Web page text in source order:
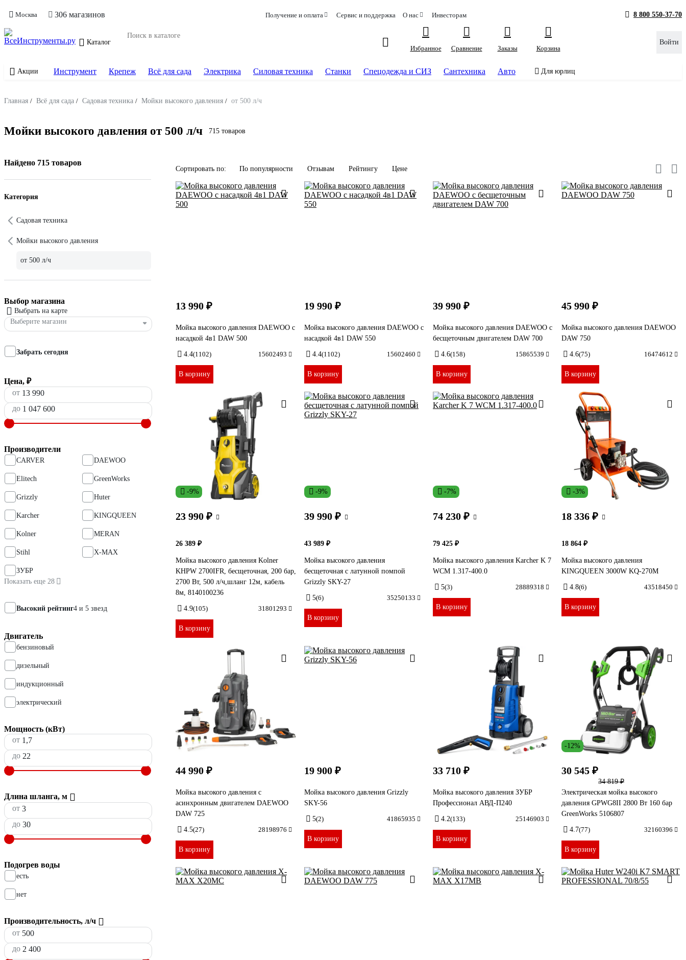
Москва 306 магазинов Получение и оплата Сервис и поддержка О нас Инвесторам 8 800 550-37-70
Каталог
Избранное
Сравнение Заказы Корзина
Войти
Акции Инструмент Крепеж Всё для сада Электрика Силовая техника Станки Спецодежда и СИЗ Сантехника Авто Для юрлиц
Главная / Всё для сада / Садовая техника / Мойки высокого давления / от 500 л/ч
Мойки высокого давления от 500 л/ч 715 товаров
Найдено 715 товаров
Категория
Садовая техника
Мойки высокого давления
от 500 л/ч
Выбор магазина
Выбрать на карте
Выберите магазин
Забрать сегодня
Цена, ₽
от
до
Производители
CARVER DAEWOO
Elitech GreenWorks
Grizzly Huter
Karcher KINGQUEEN
Kolner MERAN
Stihl X-MAX
ЗУБР
Показать еще 28
Высокий рейтинг4 и 5 звезд
Двигатель
бензиновый
дизельный
индукционный
электрический
Мощность (кВт)
от
до
Длина шланга, м
от
до
Подогрев воды
есть
нет
Производительность, л/ч
от
до
Сортировать по: По популярности Отзывам Рейтингу Цене
13 990 ₽
Мойка высокого давления DAEWOO c
насадкой 4в1 DAW 500
4.4(1102) 15602493
В корзину
19 990 ₽
Мойка высокого давления DAEWOO c
насадкой 4в1 DAW 550
4.4(1102) 15602460
В корзину
39 990 ₽
Мойка высокого давления DAEWOO с
бесщеточным двигателем DAW 700
4.6(158) 15865539
В корзину
45 990 ₽
Мойка высокого давления DAEWOO
DAW 750
4.6(75) 16474612
В корзину
-9%
23 990 ₽
26 389 ₽
Мойка высокого давления Kolner
KHPW 2700IFR, бесщеточная, 200 бар,
2700 Вт, 500 л/ч,шланг 12м, кабель
8м, 8140100236
4.9(105) 31801293
В корзину
-9%
39 990 ₽
43 989 ₽
Мойка высокого давления
бесщеточная с латунной помпой
Grizzly SKY-27
5(6) 35250133
В корзину
-7%
74 230 ₽
79 425 ₽
Мойка высокого давления Karcher K 7
WCM 1.317-400.0
5(3) 28889318
В корзину
-3%
18 336 ₽
18 864 ₽
Мойка высокого давления
KINGQUEEN 3000W KQ-270M
4.8(6) 43518450
В корзину
44 990 ₽
Мойка высокого давления с
асинхронным двигателем DAEWOO
DAW 725
4.5(27) 28198976
В корзину
19 900 ₽
Мойка высокого давления Grizzly
SKY-56
5(2) 41865935
В корзину
33 710 ₽
Мойка высокого давления ЗУБР
Профессионал АВД-П240
4.2(133) 25146903
В корзину
-12%
30 545 ₽
34 819 ₽
Электрическая мойка высокого
давления GPWG8II 2800 Вт 160 бар
GreenWorks 5106807
4.7(77) 32160396
В корзину